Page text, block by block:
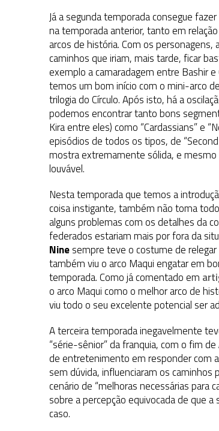
Já a segunda temporada consegue
na temporada anterior, tanto em
arcos de história. Com os
caminhos que iriam, mais tarde, ficar
exemplo a camaradagem entre Bashir
temos um bom início com o mini-arco
trilogia do Círculo. Após isto, há a
podemos encontrar tanto bons
Kira entre eles) como “Cardassians” e
episódios de todos os tipos, de
mostra extremamente sólida, e mesmo
louvável.
Nesta temporada que temos a
coisa instigante, também não toma
alguns problemas com os detalhes da
federados estariam mais por fora da
Ninesempre teve o costume de
também viu o arco Maqui engatar em
temporada. Como já comentado em
o arco Maqui como o melhor arco de
viu todo o seu excelente potencial ser
A terceira temporada inegavelmente
“série-sênior” da franquia, com o fim de
de entretenimento em responder com
sem dúvida, influenciaram os
cenário de “melhoras necessárias para
sobre a percepção equivocada de que
caso.